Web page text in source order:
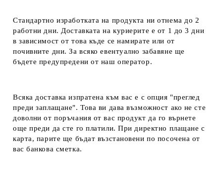
Стандартно изработката на продукта ни отнема до 2
работни дни. Доставката на куриерите е от 1 до 3 дни
в зависимост от това къде се намирате или от
почивните дни. За всяко евентуално забавяне ще
бъдете предупредени от наш оператор.
Всяка доставка изпратена към вас е с опция "преглед
преди заплащане". Това ви дава възможност ако не сте
доволни от поръчания от вас продукт да го върнете
още преди да сте го платили. При директно плащане с
карта, парите ще бъдат възстановени по посочена от
вас банкова сметка.